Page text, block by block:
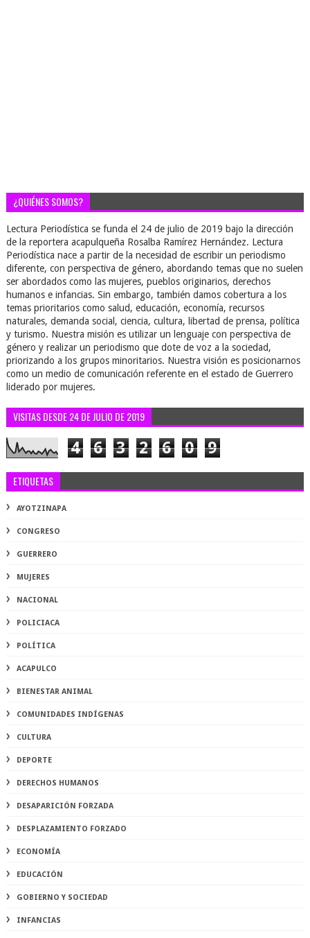
¿QUIÉNES SOMOS?
Lectura Periodística se funda el 24 de julio de 2019 bajo la dirección
de la reportera acapulqueña Rosalba Ramírez Hernández. Lectura
Periodística nace a partir de la necesidad de escribir un periodismo
diferente, con perspectiva de género, abordando temas que no suelen
ser abordados como las mujeres, pueblos originarios, derechos
humanos e infancias. Sin embargo, también damos cobertura a los
temas prioritarios como salud, educación, economía, recursos
naturales, demanda social, ciencia, cultura, libertad de prensa, política
y turismo. Nuestra misión es utilizar un lenguaje con perspectiva de
género y realizar un periodismo que dote de voz a la sociedad,
priorizando a los grupos minoritarios. Nuestra visión es posicionarnos
como un medio de comunicación referente en el estado de Guerrero
liderado por mujeres.
VISITAS DESDE 24 DE JULIO DE 2019
4 6 3 2 6 0 9
ETIQUETAS
AYOTZINAPA
CONGRESO
GUERRERO
MUJERES
NACIONAL
POLICIACA
POLÍTICA
ACAPULCO
BIENESTAR ANIMAL
COMUNIDADES INDÍGENAS
CULTURA
DEPORTE
DERECHOS HUMANOS
DESAPARICIÓN FORZADA
DESPLAZAMIENTO FORZADO
ECONOMÍA
EDUCACIÓN
GOBIERNO Y SOCIEDAD
INFANCIAS